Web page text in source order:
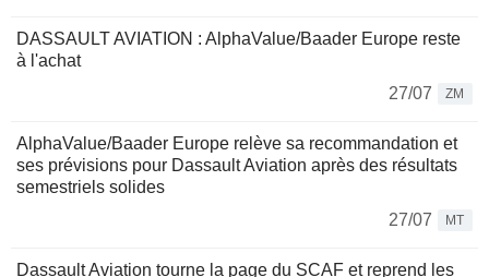
DASSAULT AVIATION : AlphaValue/Baader Europe reste
à l'achat
27/07
ZM
AlphaValue/Baader Europe relève sa recommandation et
ses prévisions pour Dassault Aviation après des résultats
semestriels solides
27/07
MT
Dassault Aviation tourne la page du SCAF et reprend les